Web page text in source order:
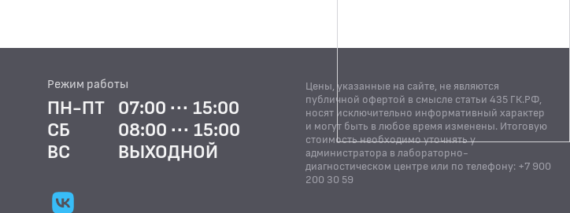
Режим работы
ПН-ПТ
07:00 ··· 15:00
СБ
08:00 ··· 15:00
ВС
ВЫХОДНОЙ
Цены, указанные на сайте, не являются
публичной офертой в смысле статьи 435 ГК.РФ,
носят исключительно информативный характер
и могут быть в любое время изменены. Итоговую
стоимость необходимо уточнять у
администратора в лабораторно-
диагностическом центре или по телефону: +7 900
200 30 59